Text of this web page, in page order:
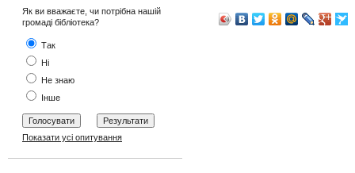
Як ви вважаєте, чи потрібна нашій
громаді бібліотека?
Так
Ні
Не знаю
Інше
Показати усі опитування